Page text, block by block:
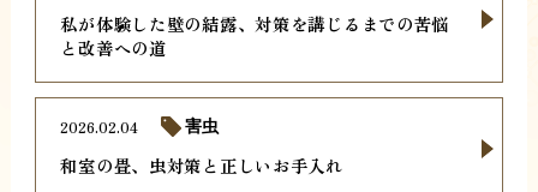
私が体験した壁の結露、対策を講じるまでの苦悩
と改善への道
和室の畳、虫対策と正しいお手入れ
2026.02.04 害虫